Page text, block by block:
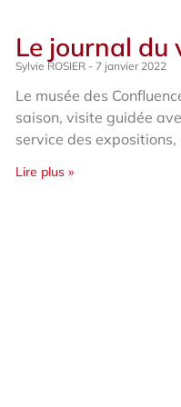
Le journal du
Sylvie ROSIER 7 janvier 2022
Le musée des
saison, visite guidée
service des
Lire plus »